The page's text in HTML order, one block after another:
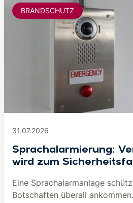
31.07.2026
Sprachalarmierung:
wird zum
Eine Sprachalarmanlage
Botschaften überall
BRANDSCHUTZ